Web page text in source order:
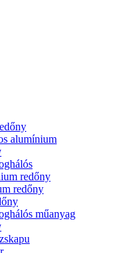
alumínium
redőny
redőny
műanyag